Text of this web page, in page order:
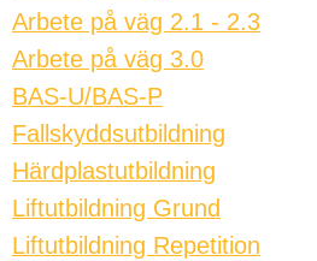
Arbete på väg 2.1 - 2.3
Arbete på väg 3.0
BAS-U/BAS-P
Fallskyddsutbildning
Härdplastutbildning
Liftutbildning Grund
Liftutbildning Repetition